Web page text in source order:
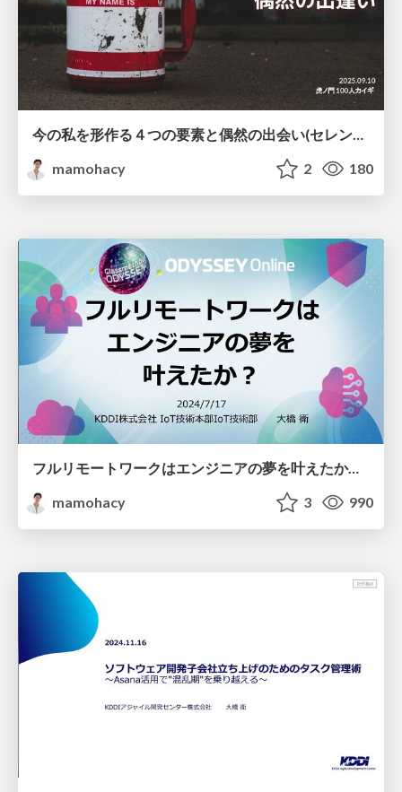
mamohacy
2 180
フルリモートワークはエンジニアの夢を叶えたか？ #cm_odyssey
mamohacy
3 990